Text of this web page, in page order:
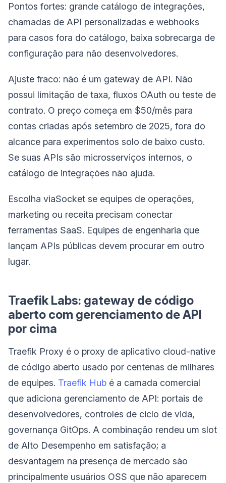
Pontos fortes: grande catálogo de integrações,
chamadas de API personalizadas e webhooks
para casos fora do catálogo, baixa sobrecarga de
configuração para não desenvolvedores.
Ajuste fraco: não é um gateway de API. Não
possui limitação de taxa, fluxos OAuth ou teste de
contrato. O preço começa em $50/mês para
contas criadas após setembro de 2025, fora do
alcance para experimentos solo de baixo custo.
Se suas APIs são microsserviços internos, o
catálogo de integrações não ajuda.
Escolha viaSocket se equipes de operações,
marketing ou receita precisam conectar
ferramentas SaaS. Equipes de engenharia que
lançam APIs públicas devem procurar em outro
lugar.
Traefik Labs: gateway de código
aberto com gerenciamento de API
por cima
Traefik Proxy é o proxy de aplicativo cloud-native
de código aberto usado por centenas de milhares
de equipes. Traefik Hub é a camada comercial
que adiciona gerenciamento de API: portais de
desenvolvedores, controles de ciclo de vida,
governança GitOps. A combinação rendeu um slot
de Alto Desempenho em satisfação; a
desvantagem na presença de mercado são
principalmente usuários OSS que não aparecem